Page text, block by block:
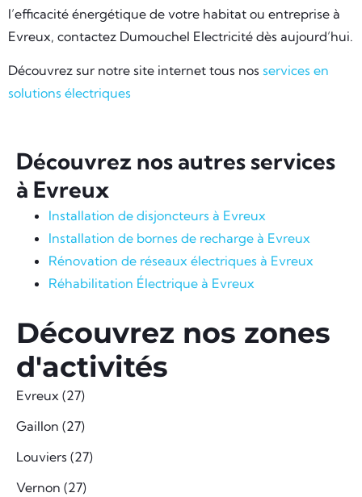
l’efficacité énergétique de votre habitat ou entreprise à
Evreux, contactez Dumouchel Electricité dès aujourd’hui.
Découvrez sur notre site internet tous nos services en
solutions électriques
Découvrez nos autres services
à Evreux
Installation de disjoncteurs à Evreux
Installation de bornes de recharge à Evreux
Rénovation de réseaux électriques à Evreux
Réhabilitation Électrique à Evreux
Découvrez nos zones
d'activités
Evreux (27)
Gaillon (27)
Louviers (27)
Vernon (27)